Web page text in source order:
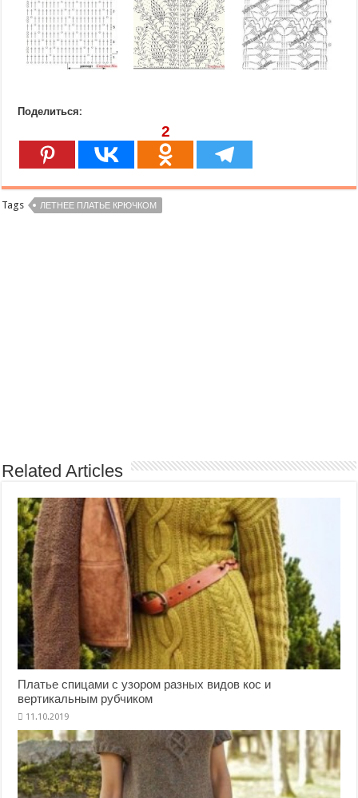
Поделиться:
2
Tags ЛЕТНЕЕ ПЛАТЬЕ КРЮЧКОМ
Related Articles
Платье спицами с узором разных видов кос и
вертикальным рубчиком